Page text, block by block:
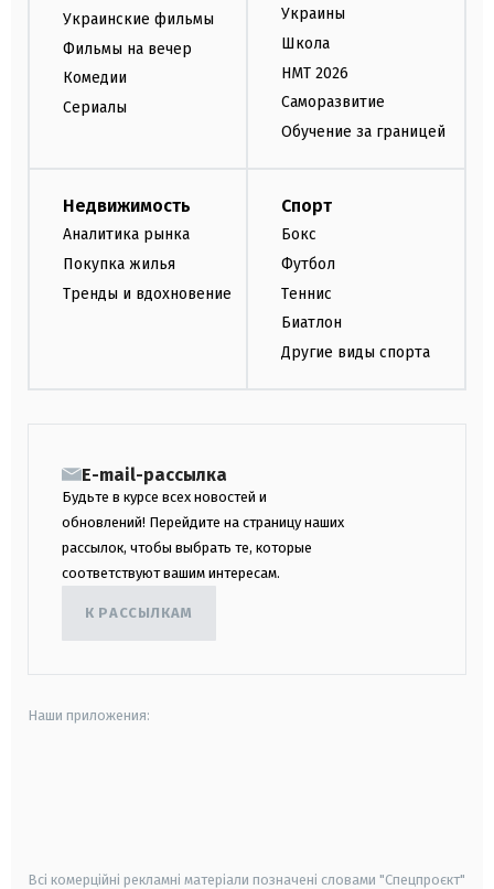
Украинские фильмы
Фильмы на вечер
Комедии
Сериалы
Украины
Школа
НМТ 2026
Саморазвитие
Обучение за границей
Недвижимость
Аналитика рынка
Покупка жилья
Тренды и вдохновение
Спорт
Бокс
Футбол
Теннис
Биатлон
Другие виды спорта
E-mail-рассылка
Будьте в курсе всех новостей и
обновлений! Перейдите на страницу наших
рассылок, чтобы выбрать те, которые
соответствуют вашим интересам.
К РАССЫЛКАМ
Наши приложения:
Всі комерційні рекламні матеріали позначені словами "Спецпроєкт"